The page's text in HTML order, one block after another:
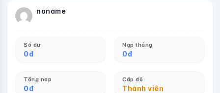
noname
Số dư
0đ
Nạp tháng
0đ
Tổng nạp
0đ
Cấp độ
Thành viên